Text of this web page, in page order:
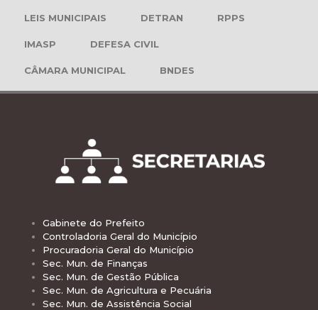
LEIS MUNICIPAIS DETRAN RPPS
IMASP DEFESA CIVIL
CÂMARA MUNICIPAL BNDES
Gabinete do Prefeito
Controladoria Geral do Município
Procuradoria Geral do Município
Sec. Mun. de Finanças
Sec. Mun. de Gestão Pública
Sec. Mun. de Agricultura e Pecuária
Sec. Mun. de Assistência Social